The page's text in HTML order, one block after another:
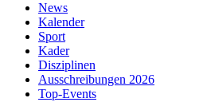
News
Kalender
Sport
Kader
Disziplinen
Ausschreibungen 2026
Top-Events